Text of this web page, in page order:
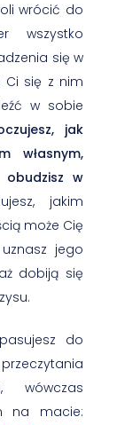
wrócić do
wszystko
się w
Ci się z nim
w sobie
jak
własnym,
obudzisz w
jakim
może Cię
jego
dobiją się
do
na macie: